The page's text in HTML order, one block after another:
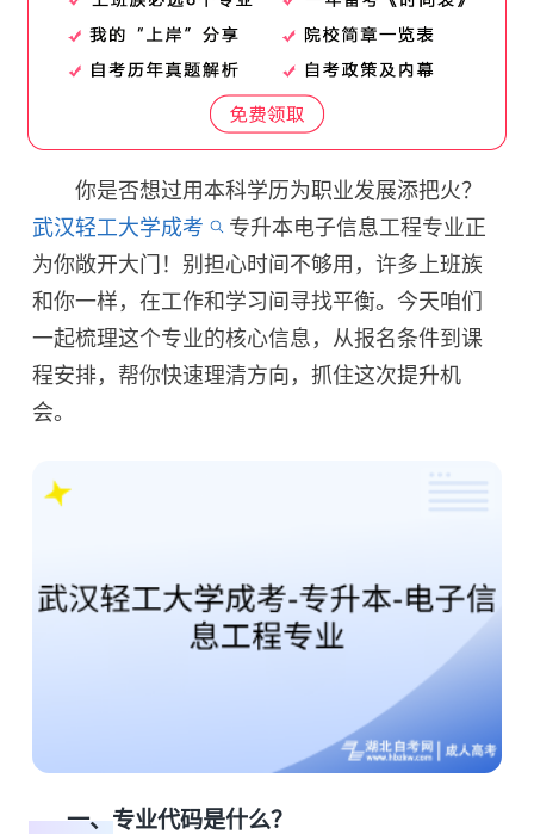
你是否想过用本科学历为职业发展添把火？
武汉轻工大学成考
专升本电子信息工程专业正
为你敞开大门！别担心时间不够用，许多上班族
和你一样，在工作和学习间寻找平衡。今天咱们
一起梳理这个专业的核心信息，从报名条件到课
程安排，帮你快速理清方向，抓住这次提升机
会。
一、专业代码是什么？